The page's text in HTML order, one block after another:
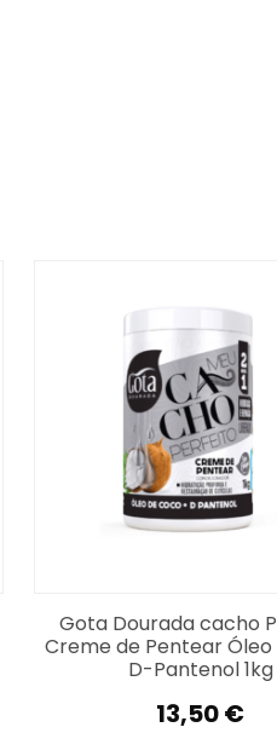
Gota Dourada cacho
Creme de Pentear Óleo
D-Pantenol 1kg
13,50€